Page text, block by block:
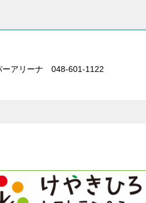
ーアリーナ 048-601-1122